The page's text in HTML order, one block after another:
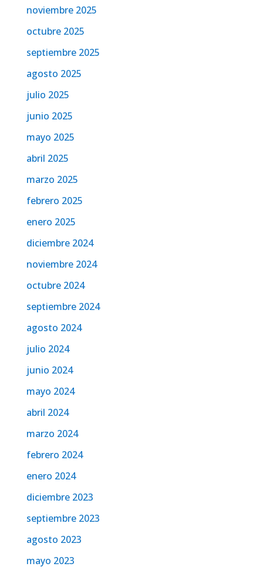
noviembre 2025
octubre 2025
septiembre 2025
agosto 2025
julio 2025
junio 2025
mayo 2025
abril 2025
marzo 2025
febrero 2025
enero 2025
diciembre 2024
noviembre 2024
octubre 2024
septiembre 2024
agosto 2024
julio 2024
junio 2024
mayo 2024
abril 2024
marzo 2024
febrero 2024
enero 2024
diciembre 2023
septiembre 2023
agosto 2023
mayo 2023